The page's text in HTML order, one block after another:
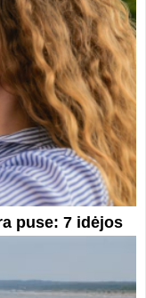
puse: 7 idėjos